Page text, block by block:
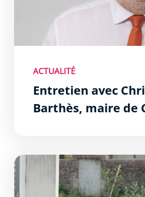
ACTUALITÉ
Entretien avec
Barthès, maire de
Du nouveau dans les écoles